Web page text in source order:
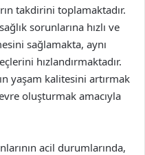
takdirini toplamaktadır.
sorunlarına hızlı ve
sağlamakta, aynı
hızlandırmaktadır.
yaşam kalitesini artırmak
oluşturmak amacıyla
acil durumlarında,